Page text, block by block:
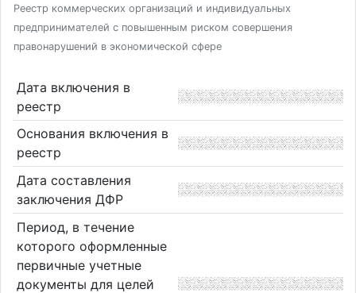
Реестр коммерческих организаций и индивидуальных
предпринимателей с повышенным риском совершения
правонарушений в экономической сфере
Дата включения в
реестр
Основания включения в
реестр
Дата составления
заключения ДФР
Период, в течение
которого оформленные
первичные учетные
документы для целей